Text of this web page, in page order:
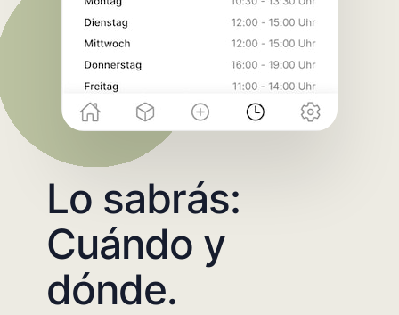
Lo sabrás:
Cuándo y
dónde.